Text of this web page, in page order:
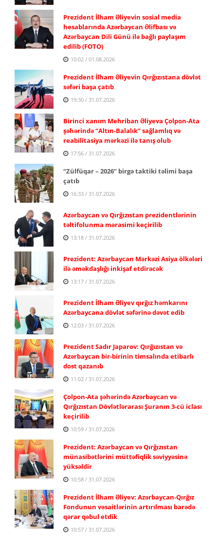
Prezident İlham Əliyevin sosial media
hesablarında Azərbaycan Əlifbası və
Azərbaycan Dili Günü ilə bağlı paylaşım
edilib (FOTO)
10:02 / 01.08.2026
Prezident İlham Əliyevin Qırğızıstana dövlət
səfəri başa çatıb
19:30 / 31.07.2026
Birinci xanım Mehriban Əliyeva Çolpon-Ata
şəhərində “Altın-Balalık” sağlamlıq və
reabilitasiya mərkəzi ilə tanış olub
17:56 / 31.07.2026
“Zülfüqar – 2026” birgə taktiki təlimi başa
çatıb
16:33 / 31.07.2026
Azərbaycan və Qırğızıstan prezidentlərinin
təltifolunma mərasimi keçirilib
13:18 / 31.07.2026
Prezident: Azərbaycan Mərkəzi Asiya ölkələri
ilə əməkdaşlığı inkişaf etdirəcək
13:17 / 31.07.2026
Prezident İlham Əliyev qırğız həmkarını
Azərbaycana dövlət səfərinə dəvət edib
12:03 / 31.07.2026
Prezident Sadır Japarov: Qırğızıstan və
Azərbaycan bir-birinin timsalında etibarlı
dost qazanıb
11:02 / 31.07.2026
Çolpon-Ata şəhərində Azərbaycan və
Qırğızıstan Dövlətlərarası Şuranın 3-cü iclası
keçirilib
10:59 / 31.07.2026
Prezident: Azərbaycan və Qırğızıstan
münasibətlərini müttəfiqlik səviyyəsinə
yüksəldir
10:58 / 31.07.2026
Prezident İlham Əliyev: Azərbaycan-Qırğız
Fondunun vəsaitlərinin artırılması barədə
qərar qəbul etdik
10:57 / 31.07.2026